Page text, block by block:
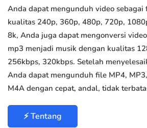
Anda dapat mengunduh video sebagai
kualitas 240p, 360p, 480p, 720p,
8k, Anda juga dapat mengonversi
mp3 menjadi musik dengan kualitas
256kbps, 320kbps. Setelah
Anda dapat mengunduh file MP4,
M4A dengan cepat, andal, tidak
⚡ Tentang